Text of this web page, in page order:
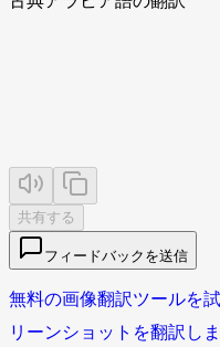
共有する
フィードバックを送信
無料の画像翻訳ツールを
リーンショットを翻訳しま